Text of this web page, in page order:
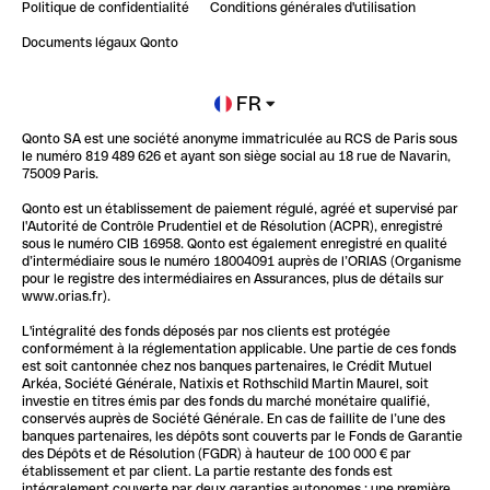
Impact de l'IA sur les carrières/productivité
Blog
Newsroom
Glossaire finance
Politique de confidentialité Conditions générales d'utilisation
Documents légaux Qonto
FR
Qonto SA est une société anonyme immatriculée au RCS de Paris sous
le numéro 819 489 626 et ayant son siège social au 18 rue de Navarin,
75009 Paris.
Qonto est un établissement de paiement régulé, agréé et supervisé par
l'Autorité de Contrôle Prudentiel et de Résolution (ACPR), enregistré
sous le numéro CIB 16958. Qonto est également enregistré en qualité
d’intermédiaire sous le numéro 18004091 auprès de l’ORIAS (Organisme
pour le registre des intermédiaires en Assurances, plus de détails sur
www.orias.fr).
L'intégralité des fonds déposés par nos clients est protégée
conformément à la réglementation applicable. Une partie de ces fonds
est soit cantonnée chez nos banques partenaires, le Crédit Mutuel
Arkéa, Société Générale, Natixis et Rothschild Martin Maurel, soit
investie en titres émis par des fonds du marché monétaire qualifié,
conservés auprès de Société Générale. En cas de faillite de l’une des
banques partenaires, les dépôts sont couverts par le Fonds de Garantie
des Dépôts et de Résolution (FGDR) à hauteur de 100 000 € par
établissement et par client. La partie restante des fonds est